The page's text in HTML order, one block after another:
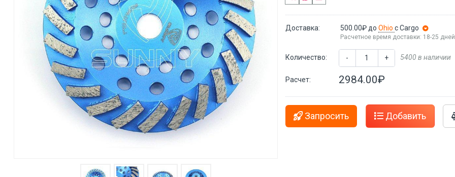
Доставка: 500.00₽ доOhioс Cargo
Расчетное время доставки: 18-25 дней
Количество: - + 5400 в наличии
Расчет: 2984.00₽
Запросить Добавить